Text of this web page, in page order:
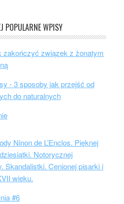
POPULARNE WPISY
zakończyć związek z żonatym
- 3 sposoby jak przejść od
do naturalnych
Ninon de L’Enclos. Pięknej
Notorycznej
Skandalistki. Cenionej pisarki i
wieku.
#6